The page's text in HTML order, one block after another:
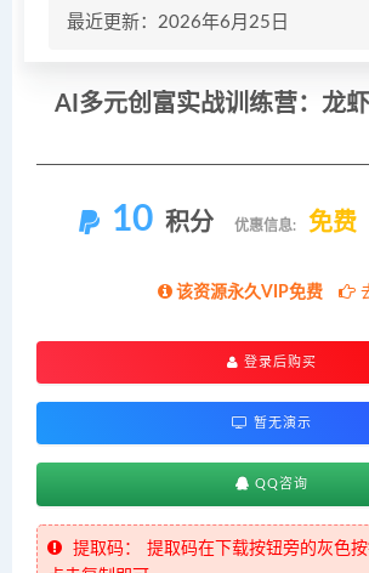
最近更新：2026年6月25日
10 积分 优惠信息: 免费
该资源永久VIP免费
登录后购买
暂无演示
QQ咨询
提取码：
提取码在下载按钮旁的灰色按